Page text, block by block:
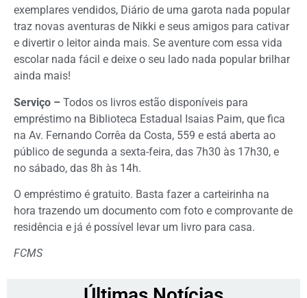
exemplares vendidos, Diário de uma garota nada popular
traz novas aventuras de Nikki e seus amigos para cativar
e divertir o leitor ainda mais. Se aventure com essa vida
escolar nada fácil e deixe o seu lado nada popular brilhar
ainda mais!
Serviço – Todos os livros estão disponíveis para
empréstimo na Biblioteca Estadual Isaias Paim, que fica
na Av. Fernando Corrêa da Costa, 559 e está aberta ao
público de segunda a sexta-feira, das 7h30 às 17h30, e
no sábado, das 8h às 14h.
O empréstimo é gratuito. Basta fazer a carteirinha na
hora trazendo um documento com foto e comprovante de
residência e já é possível levar um livro para casa.
FCMS